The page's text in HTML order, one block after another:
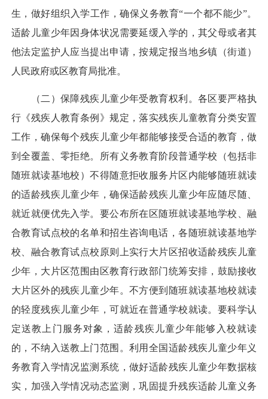
生，做好组织入学工作，确保义务教育“一个都不能少”。
适龄儿童少年因身体状况需要延缓入学的，其父母或者其
他法定监护人应当提出申请，按规定报当地乡镇（街道）
人民政府或区教育局批准。
（二）保障残疾儿童少年受教育权利。各区要严格执
行《残疾人教育条例》规定，落实残疾儿童教育分类安置
工作，确保每个残疾儿童少年都能够接受合适的教育，做
到全覆盖、零拒绝。所有义务教育阶段普通学校（包括非
随班就读基地校）不得随意拒收服务片区内能够随班就读
的适龄残疾儿童少年，确保适龄残疾儿童少年应随尽随、
就近就便优先入学。要公布所在区随班就读基地学校、融
合教育试点校的名单和招生咨询电话，各随班就读基地学
校、融合教育试点校原则上实行大片区招收适龄残疾儿童
少年，大片区范围由区教育行政部门统筹安排，鼓励接收
大片区外的残疾儿童少年。不方便到随班就读基地校就读
的轻度残疾儿童少年，可就近在普通学校就读。要科学认
定送教上门服务对象，适龄残疾儿童少年能够入校就读
的，不纳入送教上门范围。利用全国适龄残疾儿童少年义
务教育入学情况监测系统，做好适龄残疾儿童少年数据核
实，加强入学情况动态监测，巩固提升残疾适龄儿童义务